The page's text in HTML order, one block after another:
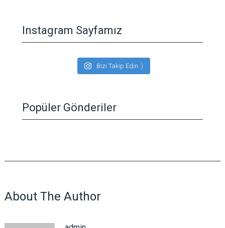
Instagram Sayfamız
Bizi Takip Edin :)
Popüler Gönderiler
About The Author